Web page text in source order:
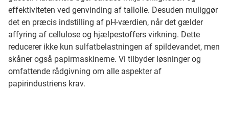
effektiviteten ved genvinding af tallolie. Desuden muliggør
det en præcis indstilling af pH-værdien, når det gælder
affyring af cellulose og hjælpestoffers virkning. Dette
reducerer ikke kun sulfatbelastningen af spildevandet, men
skåner også papirmaskinerne. Vi tilbyder løsninger og
omfattende rådgivning om alle aspekter af
papirindustriens krav.